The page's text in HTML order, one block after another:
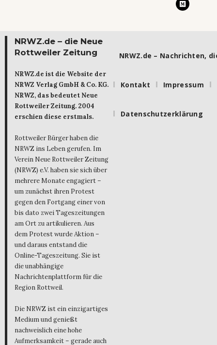
NRWZ.de – die Neue
Rottweiler Zeitung
NRWZ.de ist die Website der
NRWZ Verlag GmbH & Co. KG.
NRWZ, das bedeutet Neue
Rottweiler Zeitung. 2004
erschien diese erstmals.
Rottweiler Bürger haben die
NRWZ ins Leben gerufen. Im
Verein Neue Rottweiler Zeitung
(NRWZ) e.V. haben sie sich über
mehrere Monate engagiert –
um zunächst ihren Protest
gegen den Fortgang einer von
bis dato zwei Tageszeitungen
am Ort zu artikulieren. Aus
dem Protest wurde Aktion –
und daraus entstand die
Online-Tageszeitung. Sie ist
die unabhängige
Nachrichtenplattform für die
Region Rottweil.
Die NRWZ ist ein einzigartiges
Medium und genießt
nachweislich eine hohe
Aufmerksamkeit – gerade auch
NRWZ.de – Nachrichten,
Kontakt Impressum
Datenschutzerklärung